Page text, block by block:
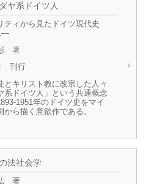
ヤ系ドイツ人
ィから見たドイツ現代史
著
刊行
とキリスト教に改宗した人々
系ドイツ人」という共通概念
1951年のドイツ史をマイ
から描く意欲作である。
法社会学
著